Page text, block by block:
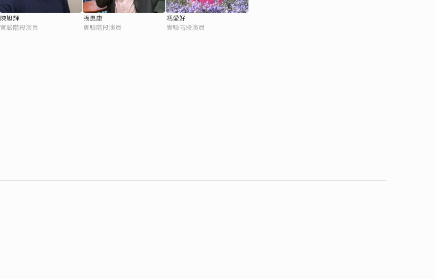
陳旭輝
實驗階段演員
張惠康
實驗階段演員
馮愛好
實驗階段演員